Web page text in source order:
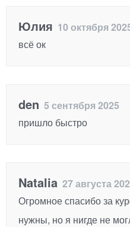
Юлия 10 октября
всё ок
den 5 сентября 2025
пришло быстро
Natalia 27 августа
Огромное спасибо за
нужны, но я нигде не